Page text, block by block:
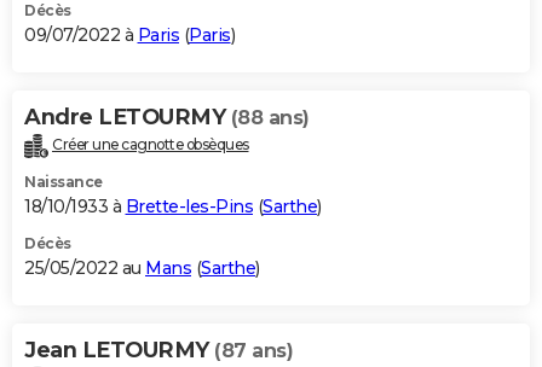
Décès
09/07/2022 à Paris (Paris)
Andre LETOURMY (88 ans)
Créer une cagnotte obsèques
Naissance
18/10/1933 à Brette-les-Pins (Sarthe)
Décès
25/05/2022 au Mans (Sarthe)
Jean LETOURMY (87 ans)